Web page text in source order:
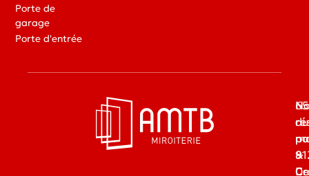
Porte de
garage
Porte d'entrée
du
&